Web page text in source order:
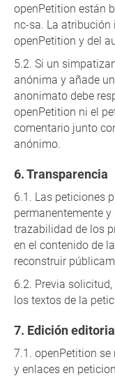
openPetition están
nc-sa. La
openPetition y del
Si un
anónima y añade
anonimato debe
openPetition ni el
comentario junto
anónimo.
Transparencia
Las peticiones
permanentemente
trazabilidad de los
en el contenido de
reconstruir
Previa
los textos de la
Edición
openPetition se
y enlaces en